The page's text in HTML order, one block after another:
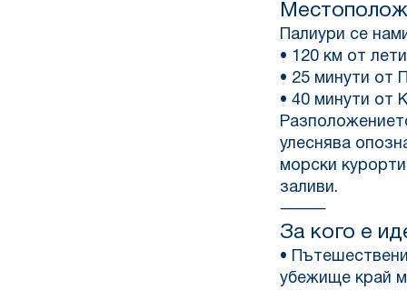
Палиури се
• 120 км от
• 25 минути от
• 40 минути от
улеснява
морски
заливи.
⸻
За кого е
•
убежище край